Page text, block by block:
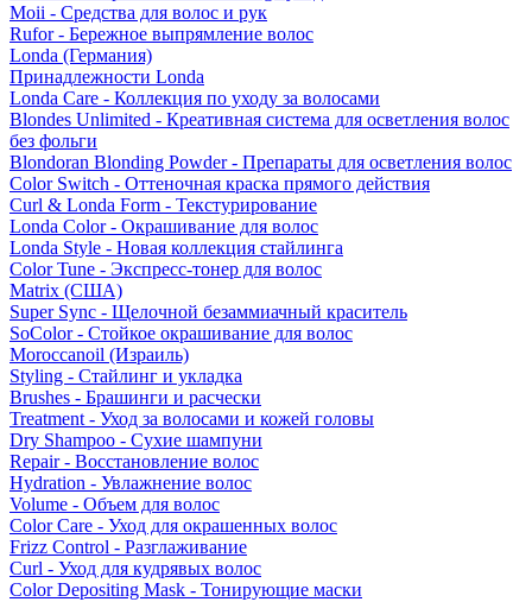
Moii - Средства для волос и рук
Rufor - Бережное выпрямление волос
Londa (Германия)
Принадлежности Londa
Londa Care - Коллекция по уходу за волосами
Blondes Unlimited - Креативная система для осветления волос
без фольги
Blondoran Blonding Powder - Препараты для осветления волос
Color Switch - Оттеночная краска прямого действия
Curl & Londa Form - Текстурирование
Londa Color - Окрашивание для волос
Londa Style - Новая коллекция стайлинга
Color Tune - Экспресс-тонер для волос
Matrix (США)
Super Sync - Щелочной безаммиачный краситель
SoColor - Стойкое окрашивание для волос
Moroccanoil (Израиль)
Styling - Стайлинг и укладка
Brushes - Брашинги и расчески
Treatment - Уход за волосами и кожей головы
Dry Shampoo - Сухие шампуни
Repair - Восстановление волос
Hydration - Увлажнение волос
Volume - Объем для волос
Color Care - Уход для окрашенных волос
Frizz Control - Разглаживание
Curl - Уход для кудрявых волос
Color Depositing Mask - Тонирующие маски